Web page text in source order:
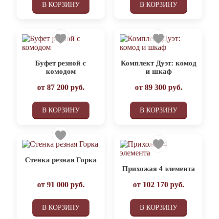
В КОРЗИНУ В КОРЗИНУ
Буфет резной с
комодом
от 87 200руб.
В КОРЗИНУ
Комплект Дуэт: комод
и шкаф
от 89 300руб.
В КОРЗИНУ
Стенка резная Горка
от 91 000руб.
В КОРЗИНУ
Прихожая 4 элемента
от 102 170руб.
В КОРЗИНУ